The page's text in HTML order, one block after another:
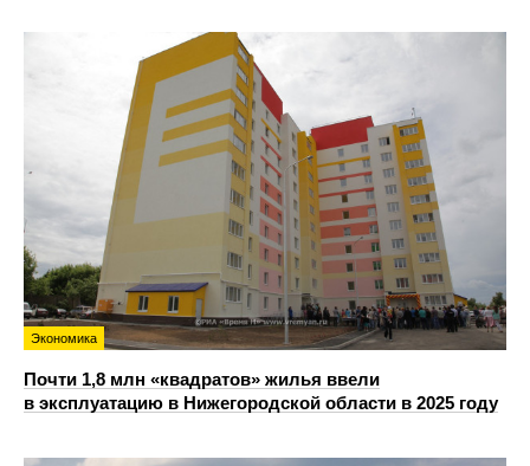
Экономика
Почти 1,8 млн «квадратов» жилья ввели
в эксплуатацию в Нижегородской области в 2025 году